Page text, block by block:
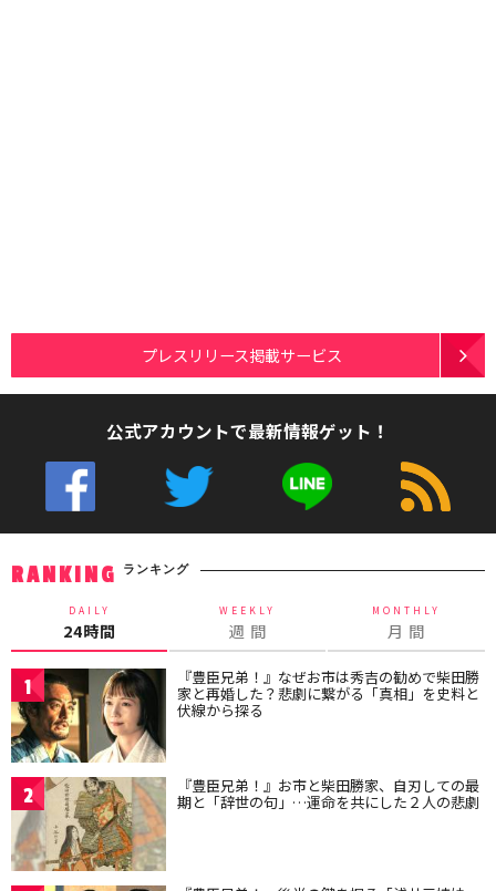
プレスリリース掲載サービス
公式アカウントで最新情報ゲット！
RANKING ランキング
DAILY
24時間
WEEKLY
週 間
MONTHLY
月 間
1 『豊臣兄弟！』なぜお市は秀吉の勧めで柴田勝
家と再婚した？悲劇に繋がる「真相」を史料と
伏線から探る
2 『豊臣兄弟！』お市と柴田勝家、自刃しての最
期と「辞世の句」…運命を共にした２人の悲劇